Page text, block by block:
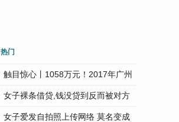
热门
触目惊心丨1058万元！2017年广州
...
女子裸条借贷,钱没贷到反而被对方
...
女子爱发自拍照上传网络 莫名变成